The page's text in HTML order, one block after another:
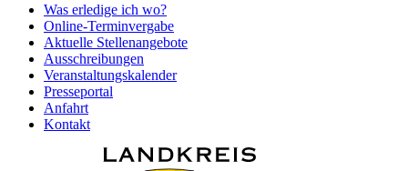
Was erledige ich wo?
Online-Terminvergabe
Aktuelle Stellenangebote
Ausschreibungen
Veranstaltungskalender
Presseportal
Anfahrt
Kontakt